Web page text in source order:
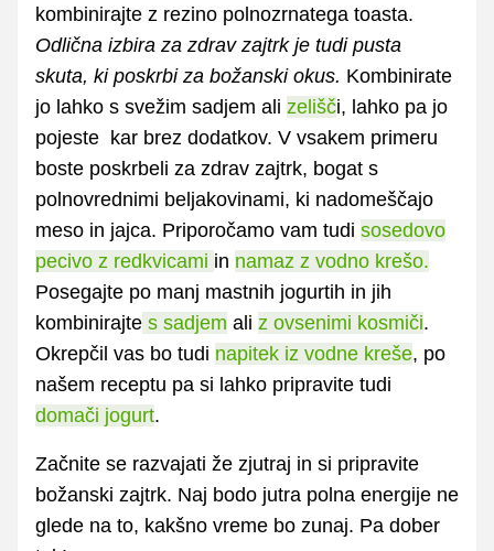
kombinirajte z rezino polnozrnatega toasta.
Odlična izbira za zdrav zajtrk je tudi pusta
skuta, ki poskrbi za božanski okus. Kombinirate
jo lahko s svežim sadjem ali zelišči, lahko pa jo
pojeste kar brez dodatkov. V vsakem primeru
boste poskrbeli za zdrav zajtrk, bogat s
polnovrednimi beljakovinami, ki nadomeščajo
meso in jajca. Priporočamo vam tudi sosedovo
pecivo z redkvicami in namaz z vodno krešo.
Posegajte po manj mastnih jogurtih in jih
kombinirajte s sadjem ali z ovsenimi kosmiči.
Okrepčil vas bo tudi napitek iz vodne kreše, po
našem receptu pa si lahko pripravite tudi
domači jogurt.
Začnite se razvajati že zjutraj in si pripravite
božanski zajtrk. Naj bodo jutra polna energije ne
glede na to, kakšno vreme bo zunaj. Pa dober